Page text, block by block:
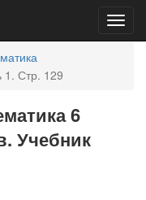
1. Стр. 129
6
Учебник